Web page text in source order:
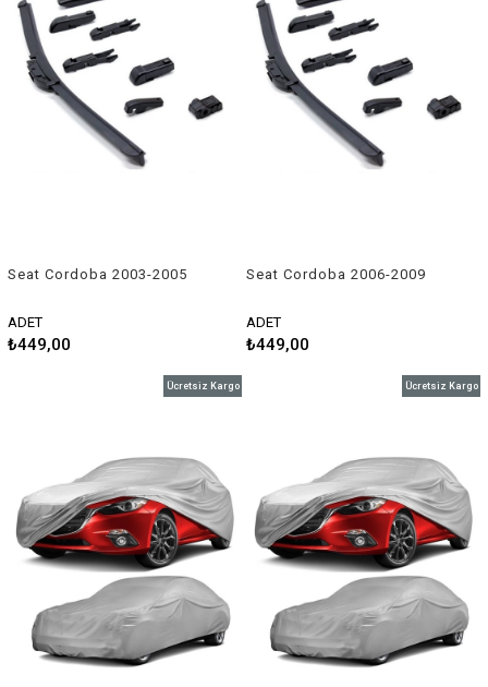
Seat Cordoba 2003-2005
ADET
₺449,00
Seat Cordoba 2006-2009
ADET
₺449,00
Ücretsiz Kargo Ücretsiz Kargo